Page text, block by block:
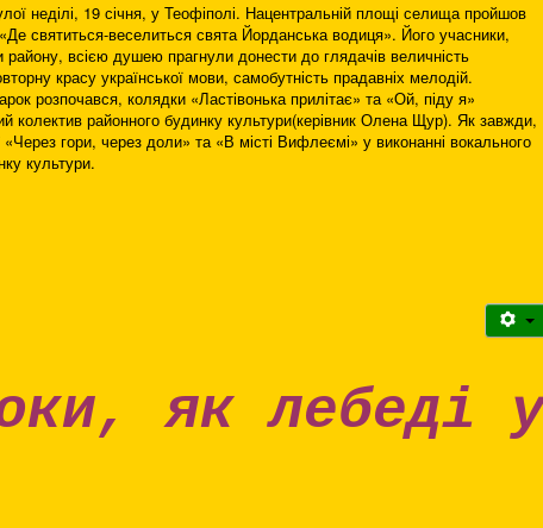
неділі, 19 січня, у Теофіполі. Нацентральній площі селища пройшов
святиться-веселиться свята Йорданська водиця». Його учасники,
району, всією душею прагнули донести до глядачів величність
красу української мови, самобутність прадавніх мелодій.
розпочався, колядки «Ластівонька прилітає» та «Ой, піду я»
колектив районного будинку культури(керівник Олена Щур). Як завжди,
«Через гори, через доли» та «В місті Вифлеємі» у виконанні вокального
культури.
як лебеді